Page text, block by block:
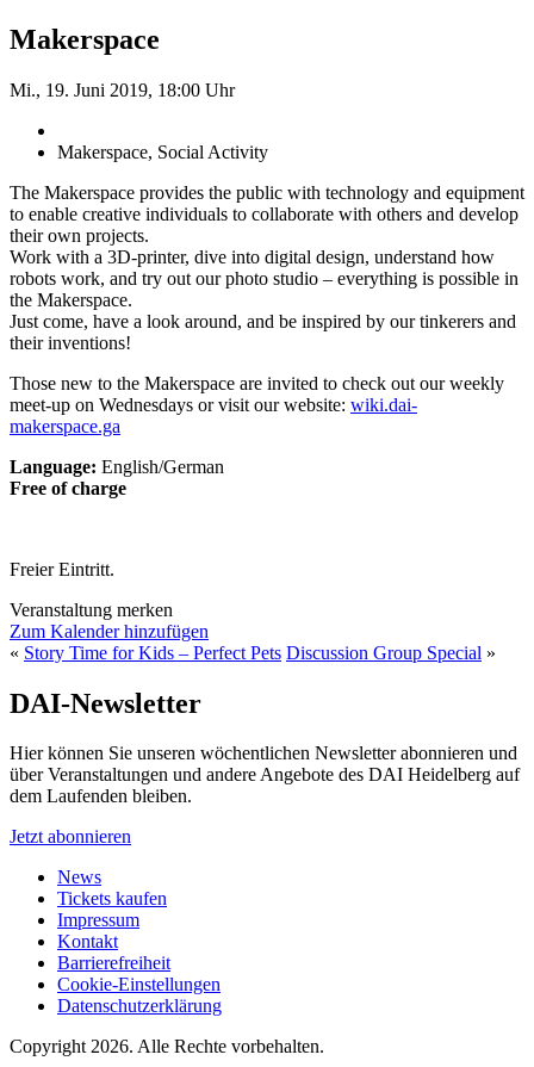
Makerspace
Mi., 19. Juni 2019, 18:00 Uhr
Makerspace, Social Activity
The Makerspace provides the public with technology and equipment
to enable creative individuals to collaborate with others and develop
their own projects.
Work with a 3D-printer, dive into digital design, understand how
robots work, and try out our photo studio – everything is possible in
the Makerspace.
Just come, have a look around, and be inspired by our tinkerers and
their inventions!
Those new to the Makerspace are invited to check out our weekly
meet-up on Wednesdays or visit our website: wiki.dai-
makerspace.ga
Language: English/German
Free of charge
Freier Eintritt.
Veranstaltung merken
Zum Kalender hinzufügen
« Story Time for Kids – Perfect Pets Discussion Group Special »
DAI-Newsletter
Hier können Sie unseren wöchentlichen Newsletter abonnieren und
über Veranstaltungen und andere Angebote des DAI Heidelberg auf
dem Laufenden bleiben.
Jetzt abonnieren
News
Tickets kaufen
Impressum
Kontakt
Barrierefreiheit
Cookie-Einstellungen
Datenschutzerklärung
Copyright 2026. Alle Rechte vorbehalten.